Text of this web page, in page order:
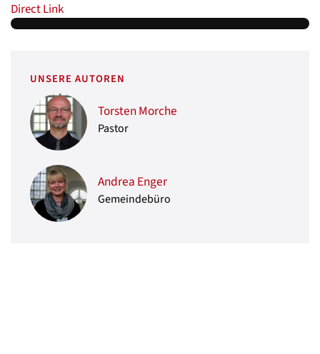
Direct Link
UNSERE AUTOREN
Torsten Morche
Pastor
Andrea Enger
Gemeindebüro